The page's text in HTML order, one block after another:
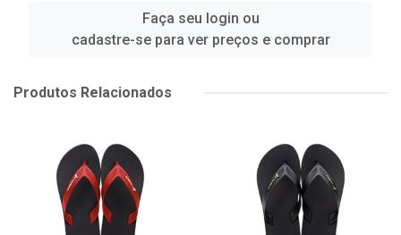
Faça seu login ou
cadastre-se para ver preços e comprar
Produtos Relacionados